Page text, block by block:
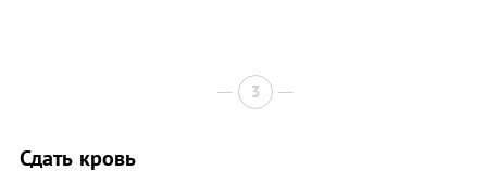
3
Сдать кровь